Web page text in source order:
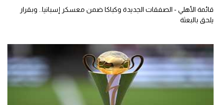
قائمة الأهلي - الصفقات الجديدة وكباكا ضمن معسكر إسبانيا.. وبقرار
يلحق بالبعثة